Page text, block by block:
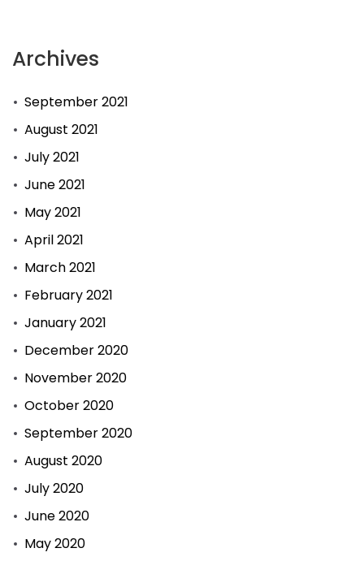
Archives
September 2021
August 2021
July 2021
June 2021
May 2021
April 2021
March 2021
February 2021
January 2021
December 2020
November 2020
October 2020
September 2020
August 2020
July 2020
June 2020
May 2020